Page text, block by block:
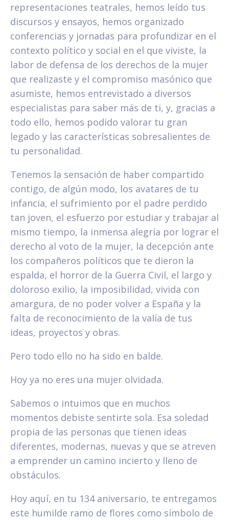
representaciones teatrales, hemos leído tus
discursos y ensayos, hemos organizado
conferencias y jornadas para profundizar en el
contexto político y social en el que viviste, la
labor de defensa de los derechos de la mujer
que realizaste y el compromiso masónico que
asumiste, hemos entrevistado a diversos
especialistas para saber más de ti, y, gracias a
todo ello, hemos podido valorar tu gran
legado y las características sobresalientes de
tu personalidad.
Tenemos la sensación de haber compartido
contigo, de algún modo, los avatares de tu
infancia, el sufrimiento por el padre perdido
tan joven, el esfuerzo por estudiar y trabajar al
mismo tiempo, la inmensa alegría por lograr el
derecho al voto de la mujer, la decepción ante
los compañeros políticos que te dieron la
espalda, el horror de la Guerra Civil, el largo y
doloroso exilio, la imposibilidad, vivida con
amargura, de no poder volver a España y la
falta de reconocimiento de la valía de tus
ideas, proyectos y obras.
Pero todo ello no ha sido en balde.
Hoy ya no eres una mujer olvidada.
Sabemos o intuimos que en muchos
momentos debiste sentirte sola. Esa soledad
propia de las personas que tienen ideas
diferentes, modernas, nuevas y que se atreven
a emprender un camino incierto y lleno de
obstáculos.
Hoy aquí, en tu 134 aniversario, te entregamos
este humilde ramo de flores como símbolo de